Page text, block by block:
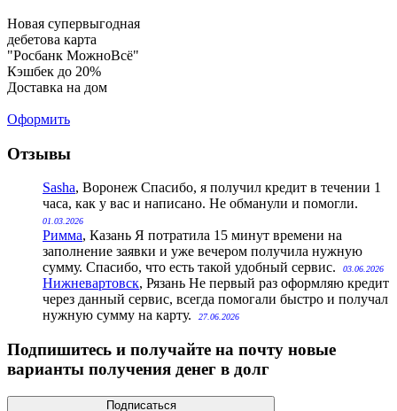
Новая супервыгодная
дебетова карта
"Росбанк МожноВсё"
Кэшбек до 20%
Доставка на дом
Оформить
Отзывы
Sasha, Воронеж Спасибо, я получил кредит в течении 1
часа, как у вас и написано. Не обманули и помогли.
01.03.2026
Римма, Казань Я потратила 15 минут времени на
заполнение заявки и уже вечером получила нужную
сумму. Спасибо, что есть такой удобный сервис.
03.06.2026
Нижневартовск, Рязань Не первый раз оформляю кредит
через данный сервис, всегда помогали быстро и получал
нужную сумму на карту.
27.06.2026
Подпишитесь и получайте на почту новые
варианты получения денег в долг